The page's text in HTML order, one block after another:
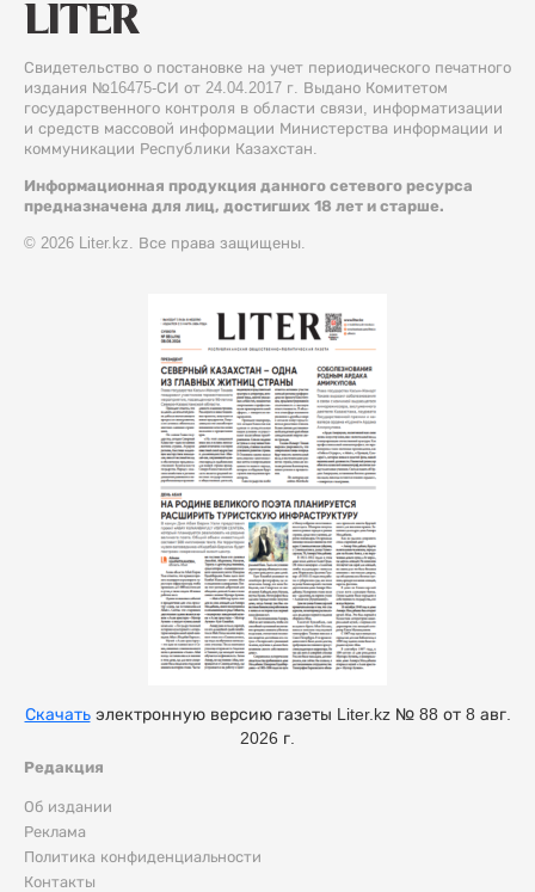
Свидетельство о постановке на учет периодического печатного
издания №16475-СИ от 24.04.2017 г. Выдано Комитетом
государственного контроля в области связи, информатизации
и средств массовой информации Министерства информации и
коммуникации Республики Казахстан.
Информационная продукция данного сетевого ресурса
предназначена для лиц, достигших 18 лет и старше.
© 2026 Liter.kz. Все права защищены.
Редакция
Об издании
Реклама
Политика конфиденциальности
Контакты
Скачатьэлектронную версию газеты Liter.kz № 88 от 8 авг.
2026 г.